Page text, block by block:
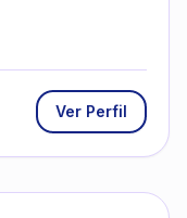
Ver Perfil